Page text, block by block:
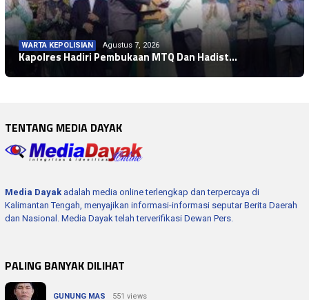
WARTA KEPOLISIAN Agustus 7, 2026
Kapolres Hadiri Pembukaan MTQ Dan Hadist…
TENTANG MEDIA DAYAK
Media Dayak adalah media online terlengkap dan terpercaya di
Kalimantan Tengah, menyajikan informasi-informasi seputar Berita Daerah
dan Nasional. Media Dayak telah terverifikasi Dewan Pers.
PALING BANYAK DILIHAT
GUNUNG MAS 551 views